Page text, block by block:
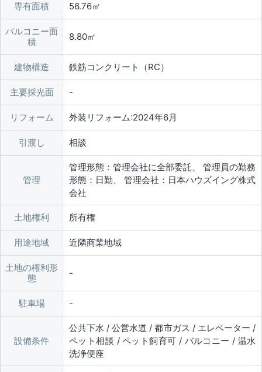
専有面積 56.76㎡
バルコニー面
積
8.80㎡
建物構造 鉄筋コンクリート（RC）
主要採光面
リフォーム 外装リフォーム:2024年6月
引渡し 相談
管理
管理形態：管理会社に全部委託、 管理員の勤務
形態：日勤、 管理会社：日本ハウズイング株式
会社
土地権利 所有権
用途地域 近隣商業地域
土地の権利形
態
駐車場
設備条件
公共下水 / 公営水道 / 都市ガス / エレベーター /
ペット相談 / ペット飼育可 / バルコニー / 温水
洗浄便座